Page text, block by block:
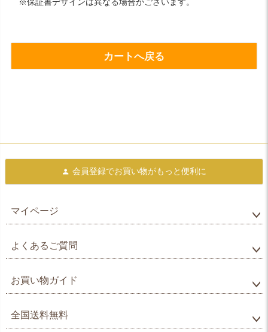
カートへ戻る
会員登録でお買い物がもっと便利に
マイページ
よくあるご質問
お買い物ガイド
全国送料無料